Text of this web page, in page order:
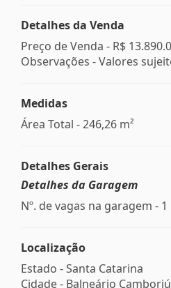
Detalhes da Venda
Preço de Venda - R$
Observações - Valores
Medidas
Área Total - 246,26 m²
Detalhes Gerais
Detalhes da Garagem
Nº. de vagas na garagem - 1
Localização
Estado -Santa Catarina
Cidade - Balneário Camboriú